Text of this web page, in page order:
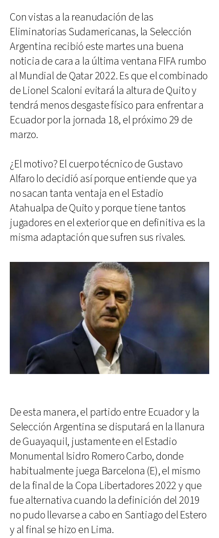
Con vistas a la reanudación de las
Eliminatorias Sudamericanas, la Selección
Argentina recibió este martes una buena
noticia de cara a la última ventana FIFA rumbo
al Mundial de Qatar 2022. Es que el combinado
de Lionel Scaloni evitará la altura de Quito y
tendrá menos desgaste físico para enfrentar a
Ecuador por la jornada 18, el próximo 29 de
marzo.
¿El motivo? El cuerpo técnico de Gustavo
Alfaro lo decidió así porque entiende que ya
no sacan tanta ventaja en el Estadio
Atahualpa de Quito y porque tiene tantos
jugadores en el exterior que en definitiva es la
misma adaptación que sufren sus rivales.
De esta manera, el partido entre Ecuador y la
Selección Argentina se disputará en la llanura
de Guayaquil, justamente en el Estadio
Monumental Isidro Romero Carbo, donde
habitualmente juega Barcelona (E), el mismo
de la final de la Copa Libertadores 2022 y que
fue alternativa cuando la definición del 2019
no pudo llevarse a cabo en Santiago del Estero
y al final se hizo en Lima.